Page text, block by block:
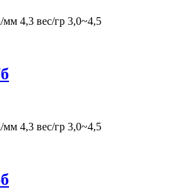
4,3 вес/гр 3,0~4,5
4,3 вес/гр 3,0~4,5